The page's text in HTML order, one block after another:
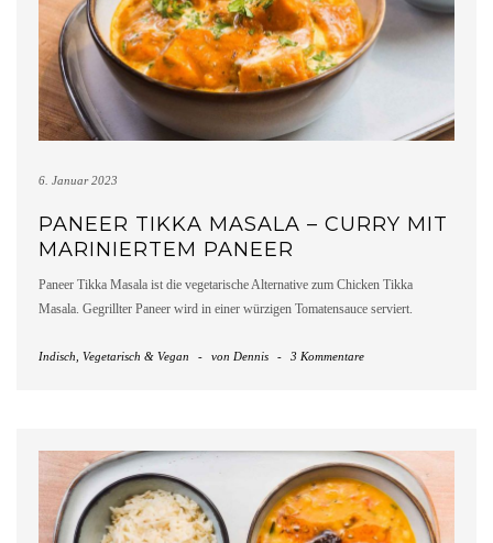
6. Januar 2023
PANEER TIKKA MASALA – CURRY MIT
MARINIERTEM PANEER
Paneer Tikka Masala ist die vegetarische Alternative zum Chicken Tikka
Masala. Gegrillter Paneer wird in einer würzigen Tomatensauce serviert.
Indisch Vegetarisch & Vegan - von Dennis - 3 Kommentare